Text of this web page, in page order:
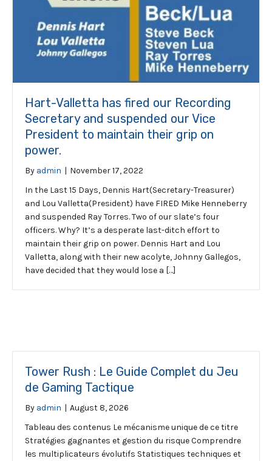
Hart-Valletta has fired our Recording
Secretary and suspended our Vice
President to maintain their grip on
power.
By admin | November 17, 2022
In the Last 15 Days, Dennis Hart(Secretary-Treasurer)
and Lou Valletta(President) have FIRED Mike Henneberry
and suspended Ray Torres. Two of our slate’s four
officers. Why? It’s a desperate last-ditch effort to
maintain their grip on power. Dennis Hart and Lou
Valletta, along with their new acolyte, Johnny Gallegos,
have decided that they would lose a […]
Tower Rush : Le Guide Complet du Jeu
de Gaming Tactique
By admin | August 8, 2026
Tableau des contenus Le mécanisme unique de ce titre
Stratégies gagnantes et gestion du risque Comprendre
les multiplicateurs évolutifs Statistiques techniques et